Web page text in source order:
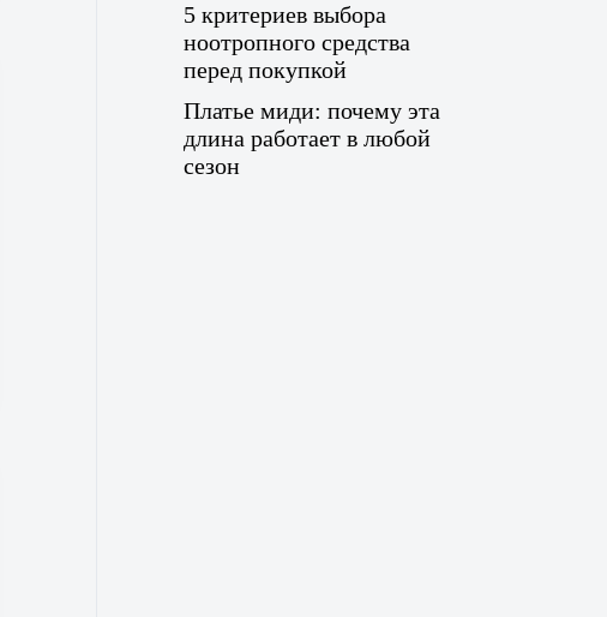
5 критериев выбора
ноотропного средства
перед покупкой
Платье миди: почему эта
длина работает в любой
сезон